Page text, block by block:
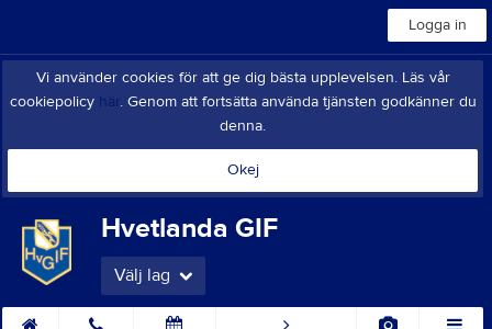
Logga in
Vi använder cookies för att ge dig bästa upplevelsen. Läs vår
cookiepolicy här. Genom att fortsätta använda tjänsten godkänner du
denna.
Okej
Hvetlanda GIF
Välj lag